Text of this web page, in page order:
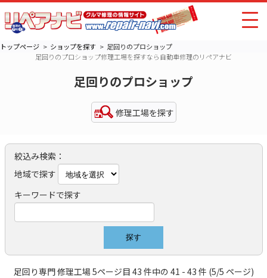
トップページ ショップを探す
足回りのプロショップ
足回りのプロショップ修理工場を探すなら自動車修理のリペアナビ
足回りのプロショップ
修理工場を探す
絞込み検索：
地域で探す
キーワードで探す
足回り専門 修理工場 5ページ目 43 件中の 41 - 43 件 (5/5 ページ)